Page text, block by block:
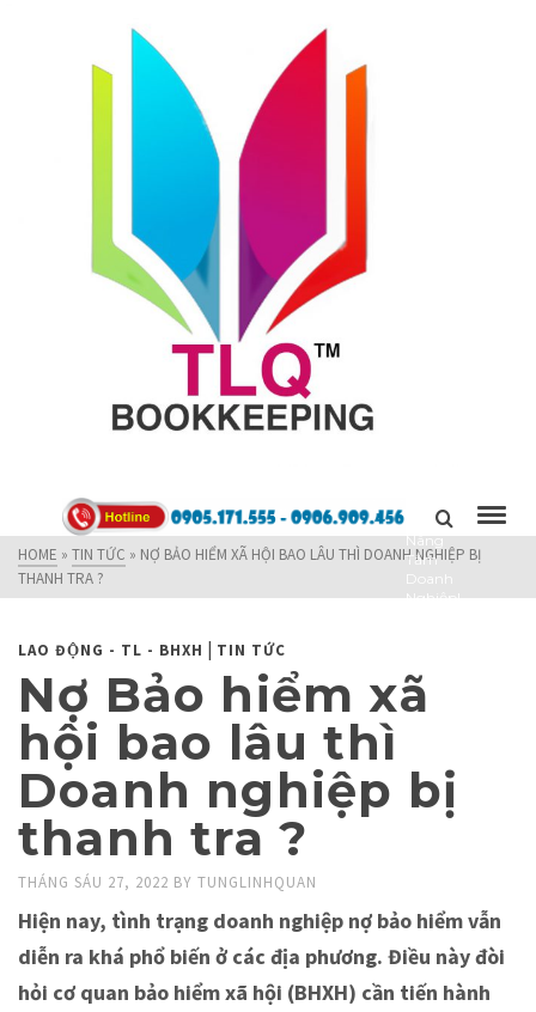
Kết Nối,
Nâng
Tầm
Doanh
Nghiệp!
HOME » TIN TỨC » NỢ BẢO HIỂM XÃ HỘI BAO LÂU THÌ DOANH NGHIỆP BỊ
THANH TRA ?
LAO ĐỘNG - TL - BHXH | TIN TỨC
Nợ Bảo hiểm xã
hội bao lâu thì
Doanh nghiệp bị
thanh tra ?
THÁNG SÁU 27, 2022 BY TUNGLINHQUAN
Hiện nay, tình trạng doanh nghiệp nợ bảo hiểm vẫn
diễn ra khá phổ biến ở các địa phương. Điều này đòi
hỏi cơ quan bảo hiểm xã hội (BHXH) cần tiến hành